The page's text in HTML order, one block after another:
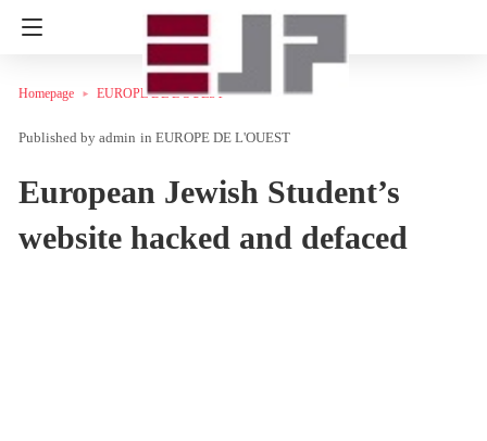
Homepage EUROPE DE L'OUEST
admin in EUROPE DE L'OUEST
European Jewish Student’s
website hacked and defaced